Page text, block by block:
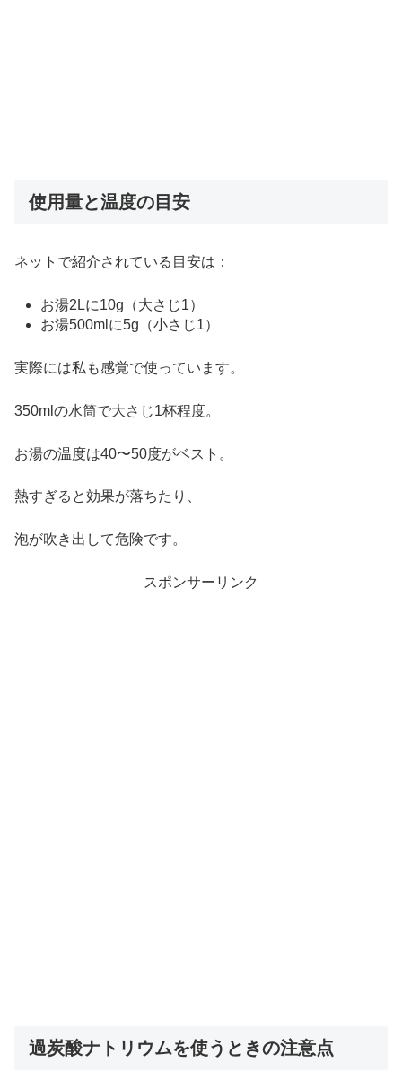
使用量と温度の目安
ネットで紹介されている目安は：
お湯2Lに10g（大さじ1）
お湯500mlに5g（小さじ1）
実際には私も感覚で使っています。
350mlの水筒で大さじ1杯程度。
お湯の温度は40〜50度がベスト。
熱すぎると効果が落ちたり、
泡が吹き出して危険です。
スポンサーリンク
過炭酸ナトリウムを使うときの注意点